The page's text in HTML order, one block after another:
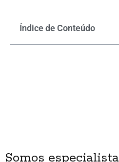
Índice de Conteúdo
Somos